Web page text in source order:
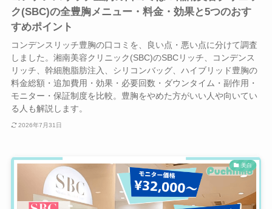
ク(SBC)の全豊胸メニュー・料金・効果と5つのおす
すめポイント
コンデンスリッチ豊胸の口コミを、良い点・悪い点に分けて調査
しました。湘南美容クリニック(SBC)のSBCリッチ、コンデンス
リッチ、幹細胞脂肪注入、シリコンバッグ、ハイブリッド豊胸の
料金総額・追加費用・効果・必要回数・ダウンタイム・副作用・
モニター・保証制度を比較。豊胸をやめた方がいい人や向いてい
る人も解説します。
2026年7月31日
美白